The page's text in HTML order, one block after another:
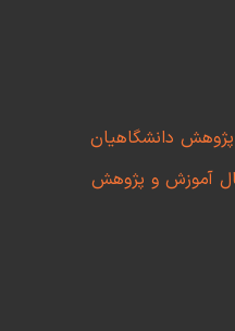
دانشگاهیان
آموزش و پژوهش